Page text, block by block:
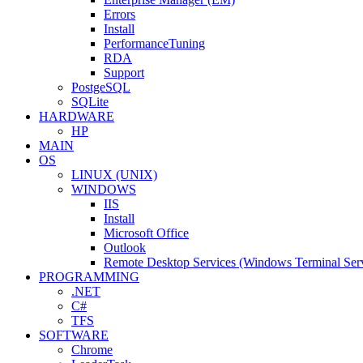
Errors
Install
PerformanceTuning
RDA
Support
PostgeSQL
SQLite
HARDWARE
HP
MAIN
OS
LINUX (UNIX)
WINDOWS
IIS
Install
Microsoft Office
Outlook
Remote Desktop Services (Windows Terminal
PROGRAMMING
.NET
C#
TFS
SOFTWARE
Chrome